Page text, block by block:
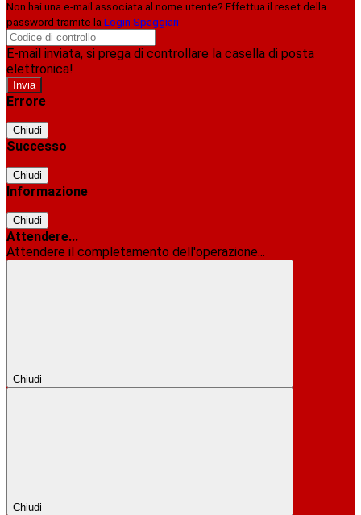
Non hai una e-mail associata al nome utente? Effettua il reset della
password tramite la Login Spaggiari
E-mail inviata, si prega di controllare la casella di posta
elettronica!
Errore
Chiudi
Successo
Chiudi
Informazione
Chiudi
Attendere...
Attendere il completamento dell'operazione...
Chiudi
Chiudi